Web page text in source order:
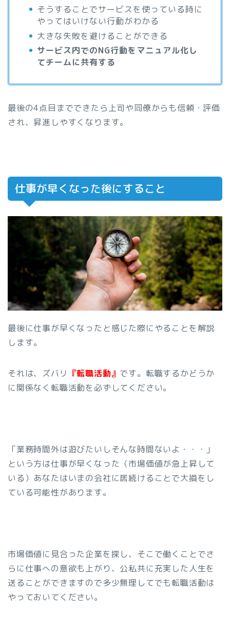
そうすることでサービスを使っている時に
やってはいけない行動がわかる
大きな失敗を避けることができる
サービス内でのNG行動をマニュアル化し
てチームに共有する
最後の4点目までできたら上司や同僚からも信頼・評価
され、昇進しやすくなります。
仕事が早くなった後にすること
最後に仕事が早くなったと感じた際にやることを解説
します。
それは、ズバリ 『転職活動』 です。転職するかどうか
に関係なく転職活動を必ずしてください。
「業務時間外は遊びたいしそんな時間ないよ・・・」
という方は仕事が早くなった（市場価値が急上昇して
いる）あなたはいまの会社に居続けることで大損をし
ている可能性があります。
市場価値に見合った企業を探し、そこで働くことでさ
らに仕事への意欲も上がり、公私共に充実した人生を
送ることができますので多少無理してでも転職活動は
やっておいてください。